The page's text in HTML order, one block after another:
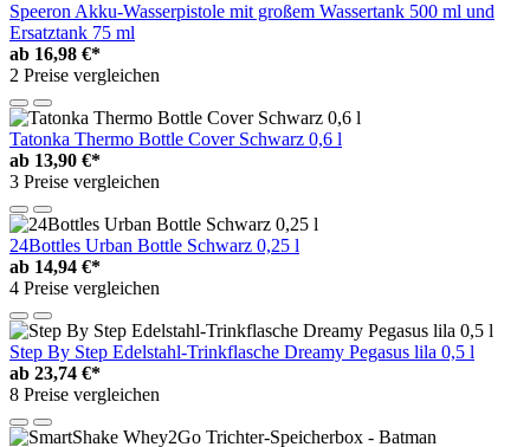
Speeron Akku-Wasserpistole mit großem Wassertank 500 ml und
Ersatztank 75 ml
ab 16,98 €*
2 Preise vergleichen
Tatonka Thermo Bottle Cover Schwarz 0,6 l
ab 13,90 €*
3 Preise vergleichen
24Bottles Urban Bottle Schwarz 0,25 l
ab 14,94 €*
4 Preise vergleichen
Step By Step Edelstahl-Trinkflasche Dreamy Pegasus lila 0,5 l
ab 23,74 €*
8 Preise vergleichen